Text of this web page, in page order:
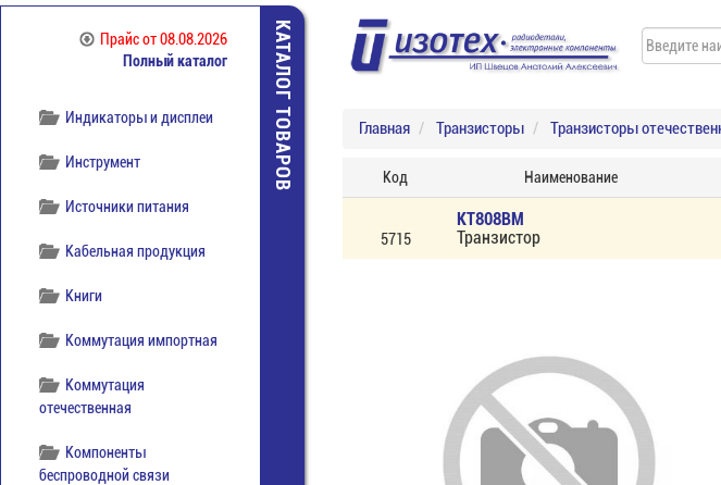
Прайсот 08.08.2026
Полный каталог
Индикаторы и дисплеи
Инструмент
Источники питания
Кабельная продукция
Книги
Коммутация импортная
Коммутация
отечественная
Компоненты
беспроводной связи
КАТАЛОГ ТОВАРОВ Главная Транзисторы Транзисторы
Код Наименование
5715
КТ808ВМ
Транзистор